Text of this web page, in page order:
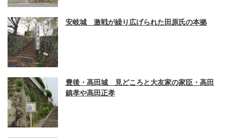
安岐城 激戦が繰り広げられた田原氏の本拠
豊後・高田城 見どころと大友家の家臣・高田
鎮孝や高田正孝